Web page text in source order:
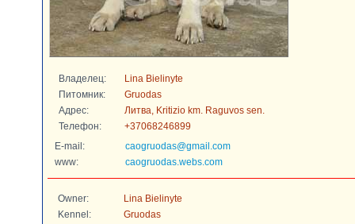
Владелец:
Lina Bielinyte
Питомник:
Gruodas
Адрес:
Литва, Kritizio km. Raguvos sen.
Телефон:
+37068246899
E-mail:
caogruodas@gmail.com
www:
caogruodas.webs.com
Owner:
Lina Bielinyte
Kennel:
Gruodas